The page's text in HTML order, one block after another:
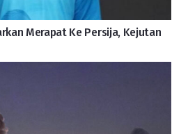
Merapat Ke Persija, Kejutan